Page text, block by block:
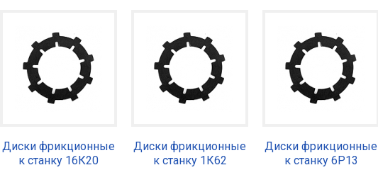
Диски фрикционные
к станку 16К20
Диски фрикционные
к станку 1К62
Диски фрикционные
к станку 6Р13